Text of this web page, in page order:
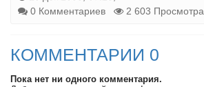
0 Комментариев
2 603 Просмотра
КОММЕНТАРИИ 0
Пока нет ни одного комментария.